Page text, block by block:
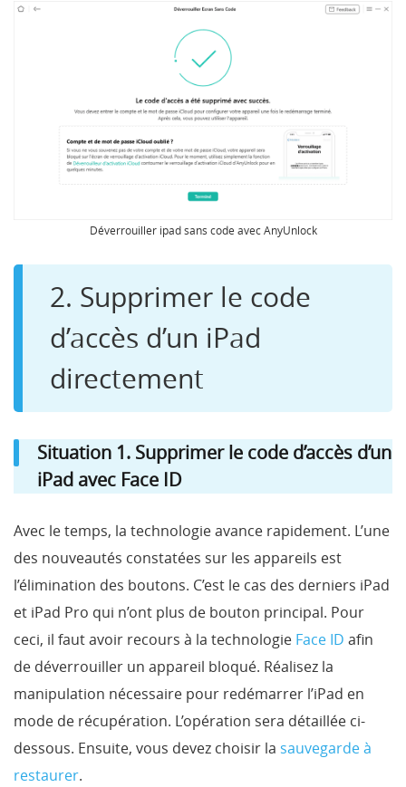
Déverrouiller ipad sans code avec AnyUnlock
2. Supprimer le code
d’accès d’un iPad
directement
Situation 1. Supprimer le code d’accès d’un
iPad avec Face ID
Avec le temps, la technologie avance rapidement. L’une
des nouveautés constatées sur les appareils est
l’élimination des boutons. C’est le cas des derniers iPad
et iPad Pro qui n’ont plus de bouton principal. Pour
ceci, il faut avoir recours à la technologie Face ID afin
de déverrouiller un appareil bloqué. Réalisez la
manipulation nécessaire pour redémarrer l’iPad en
mode de récupération. L’opération sera détaillée ci-
dessous. Ensuite, vous devez choisir la sauvegarde à
restaurer.